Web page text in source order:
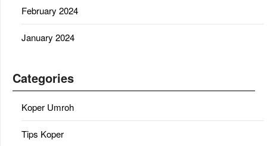
February 2024
January 2024
Categories
Koper Umroh
Tips Koper